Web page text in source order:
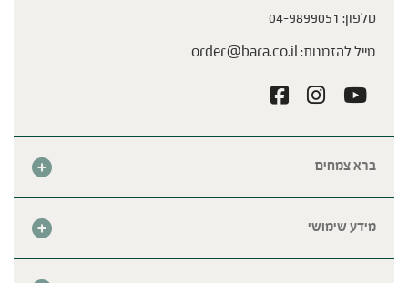
ברא צמחים
מידע שימושי
טלפון: 04-9899051
מייל להזמנות:order@bara.co.il